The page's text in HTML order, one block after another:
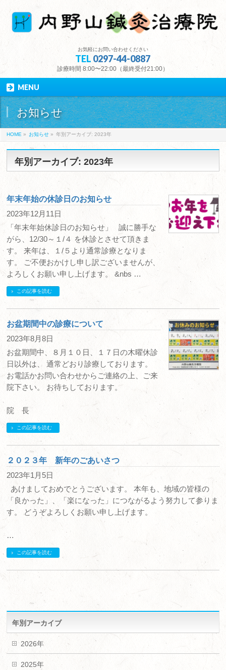
お気軽にお問い合わせください
TEL 0297-44-0887
診療時間 8:00〜22:00（最終受付21:00）
MENU
お知らせ
HOME » お知らせ » 年別アーカイブ: 2023年
年別アーカイブ: 2023年
年末年始の休診日のお知らせ
2023年12月11日
「年末年始休診日のお知らせ」 誠に勝手な
がら、12/30～１/４ を休診とさせて頂きま
す。 来年は、１/５より通常診療となりま
す。 ご不便おかけし申し訳ございませんが、
よろしくお願い申し上げます。 &nbs …
この記事を読む
お盆期間中の診療について
2023年8月8日
お盆期間中、８月１０日、１７日の木曜休診
日以外は、 通常どおり診療しております。
お電話かお問い合わせからご連絡の上、ご来
院下さい。 お待ちしております。
院 長
この記事を読む
２０２３年 新年のごあいさつ
2023年1月5日
あけましておめでとうございます。 本年も、地域の皆様の
「良かった」、「楽になった」につながるよう努力して参りま
す。 どうぞよろしくお願い申し上げます。
…
この記事を読む
年別アーカイブ
2026年
2025年